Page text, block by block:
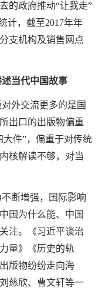
的政府推动“让我走”
计，截至2017年年
支机构及销售网点
当代中国故事
外交流更多的是国
出口的出版物偏重
件”，偏重于对传统
核解读不够，对当
断增强，国际影响
国为什么能、中国
注。《习近平谈治
量》《历史的轨
版物纷纷走向海
慈欣、曹文轩等一